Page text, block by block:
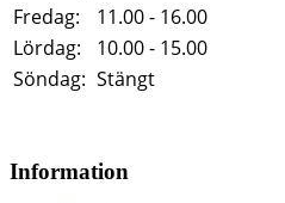
Fredag:
11.00 - 16.00
Lördag:
10.00 - 15.00
Söndag: Stängt
Information